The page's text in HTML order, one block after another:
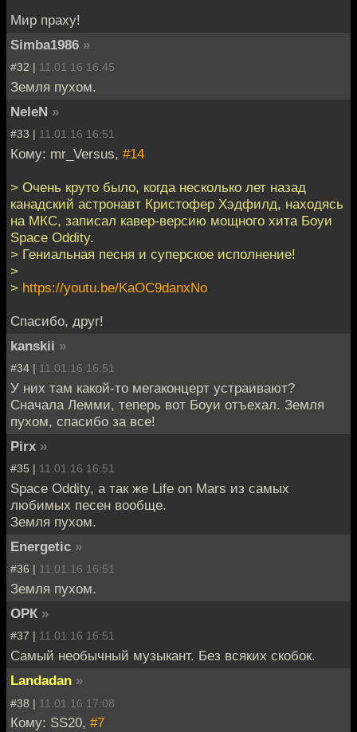
Мир праху!
Simba1986 »
#32 | 11.01.16 16:45
Земля пухом.
NeleN »
#33 | 11.01.16 16:51
Кому: mr_Versus, #14
> Очень круто было, когда несколько лет назад
канадский астронавт Кристофер Хэдфилд, находясь
на МКС, записал кавер-версию мощного хита Боуи
Space Oddity.
> Гениальная песня и суперское исполнение!
>
> https://youtu.be/KaOC9danxNo
Спасибо, друг!
kanskii »
#34 | 11.01.16 16:51
У них там какой-то мегаконцерт устраивают?
Сначала Лемми, теперь вот Боуи отъехал. Земля
пухом, спасибо за все!
Pirx »
#35 | 11.01.16 16:51
Space Oddity, а так же Life on Mars из самых
любимых песен вообще.
Земля пухом.
Energetic »
#36 | 11.01.16 16:51
Земля пухом.
ОРК »
#37 | 11.01.16 16:51
Самый необычный музыкант. Без всяких скобок.
Landadan »
#38 | 11.01.16 17:08
Кому: SS20, #7